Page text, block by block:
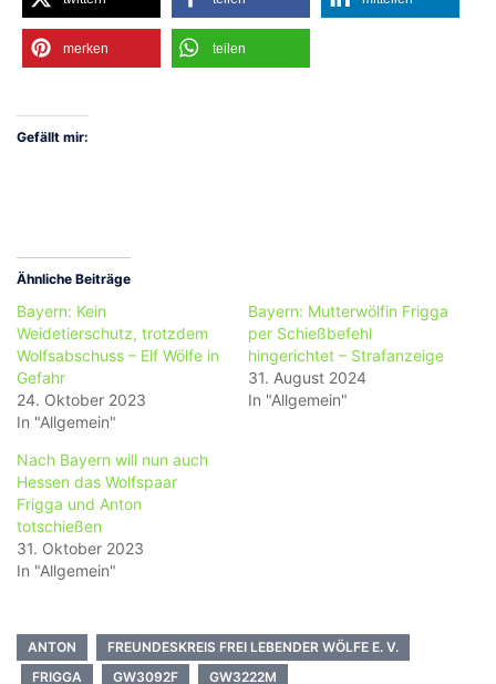
merken teilen
Gefällt mir:
Ähnliche Beiträge
Bayern: Kein
Weidetierschutz, trotzdem
Wolfsabschuss – Elf Wölfe in
Gefahr
24. Oktober 2023
In "Allgemein"
Bayern: Mutterwölfin Frigga
per Schießbefehl
hingerichtet – Strafanzeige
31. August 2024
In "Allgemein"
Nach Bayern will nun auch
Hessen das Wolfspaar
Frigga und Anton
totschießen
31. Oktober 2023
In "Allgemein"
ANTON
FREUNDESKREIS FREI LEBENDER WÖLFE E. V.
FRIGGA
GW3092F GW3222M